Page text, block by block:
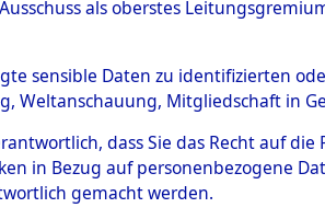
0016
als oberstes
sensible Daten zu identifizierten
Weltanschauung, Mitgliedschaft in
dass Sie das Recht auf
in Bezug auf personenbezogene
gemacht werden.